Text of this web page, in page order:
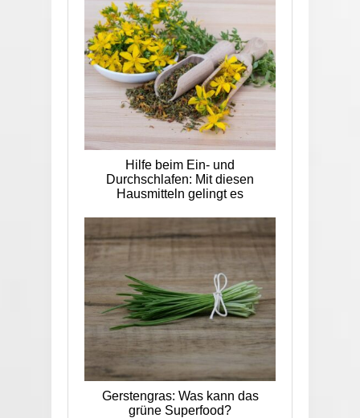
Hilfe beim Ein- und
Durchschlafen: Mit diesen
Hausmitteln gelingt es
Gerstengras: Was kann das
grüne Superfood?